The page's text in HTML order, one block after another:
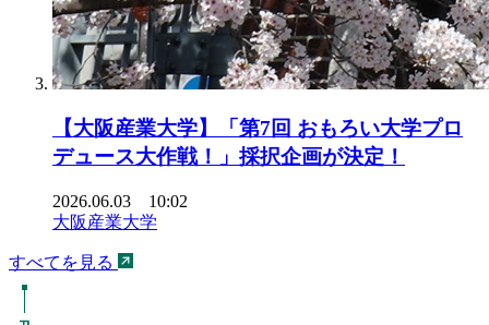
【大阪産業大学】「第7回 おもろい大学プロ
デュース大作戦！」採択企画が決定！
2026.06.03 10:02
大阪産業大学
すべてを見る